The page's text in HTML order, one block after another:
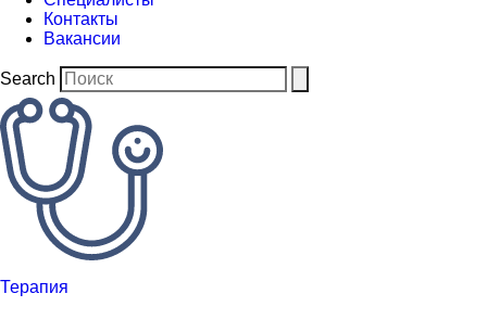
Контакты
Вакансии
Search
Терапия